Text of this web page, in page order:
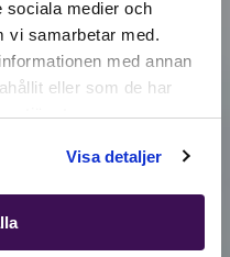
sociala medier och
vi samarbetar med.
med annan
eller som de har
tjänster.
Visa detaljer